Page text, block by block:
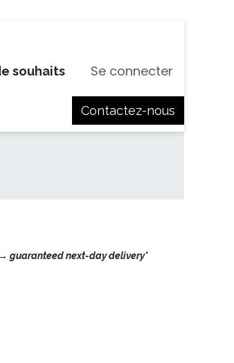
souhaits Se connecter
Contactez-nous
guaranteed next-day delivery*